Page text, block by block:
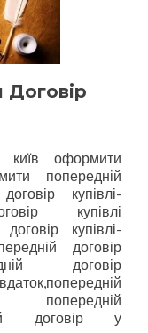
київ оформити
попередній
купівлі-
купівлі
купівлі-
договір
договір
попередній
договір у